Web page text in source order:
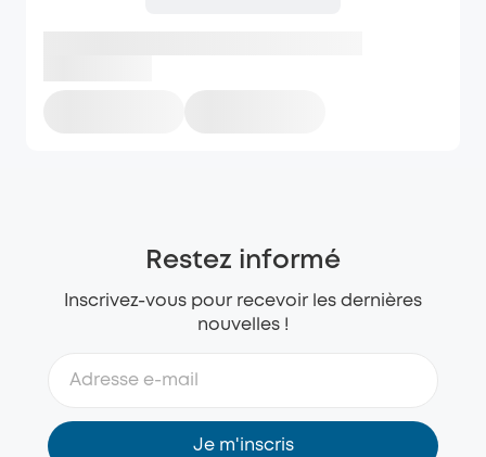
Restez informé
Inscrivez-vous pour recevoir les dernières
nouvelles !
Je m'inscris